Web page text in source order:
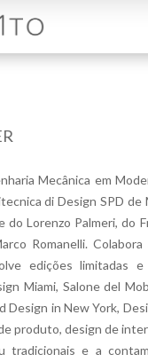
Mecânica em
di Design SPD
do Lorenzo Palmeri, do
Romanelli.
edições limitadas
Miami, Salone del
in New York,
produto, design de
tradicionais e a